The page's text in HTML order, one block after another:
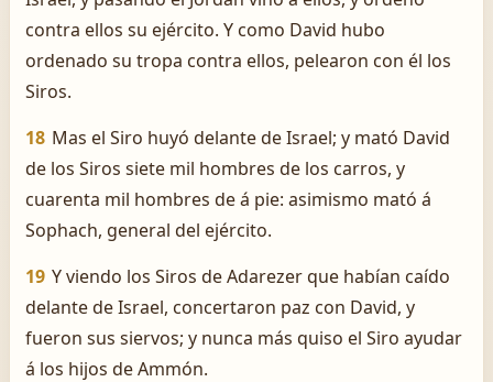
contra ellos su ejército. Y como David hubo
ordenado su tropa contra ellos, pelearon con él los
Siros.
18 Mas el Siro huyó delante de Israel; y mató David
de los Siros siete mil hombres de los carros, y
cuarenta mil hombres de á pie: asimismo mató á
Sophach, general del ejército.
19 Y viendo los Siros de Adarezer que habían caído
delante de Israel, concertaron paz con David, y
fueron sus siervos; y nunca más quiso el Siro ayudar
á los hijos de Ammón.